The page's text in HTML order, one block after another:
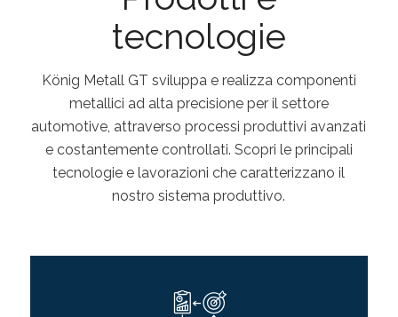
tecnologie
König Metall GT sviluppa e realizza componenti
metallici ad alta precisione per il settore
automotive, attraverso processi produttivi avanzati
e costantemente controllati. Scopri le principali
tecnologie e lavorazioni che caratterizzano il
nostro sistema produttivo.